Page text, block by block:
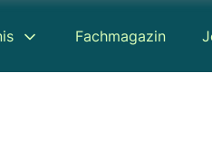
Fachmagazin